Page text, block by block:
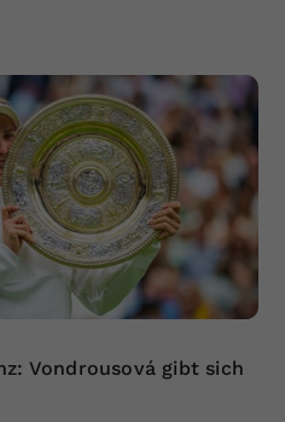
Vondrousová gibt sich